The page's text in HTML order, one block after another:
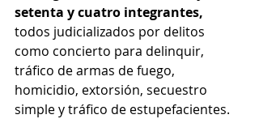
setenta y cuatro integrantes,
todos judicializados por delitos
como concierto para delinquir,
tráfico de armas de fuego,
homicidio, extorsión, secuestro
simple y tráfico de estupefacientes.